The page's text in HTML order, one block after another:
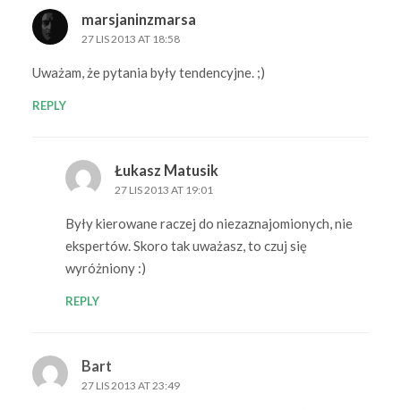
marsjaninzmarsa
27 LIS 2013 AT 18:58
Uważam, że pytania były tendencyjne. ;)
REPLY
Łukasz Matusik
27 LIS 2013 AT 19:01
Były kierowane raczej do niezaznajomionych, nie
ekspertów. Skoro tak uważasz, to czuj się
wyróżniony :)
REPLY
Bart
27 LIS 2013 AT 23:49